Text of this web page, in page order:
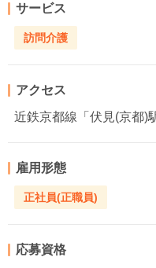
サービス
訪問介護
アクセス
近鉄京都線「伏見(京都)
雇用形態
正社員(正職員)
応募資格